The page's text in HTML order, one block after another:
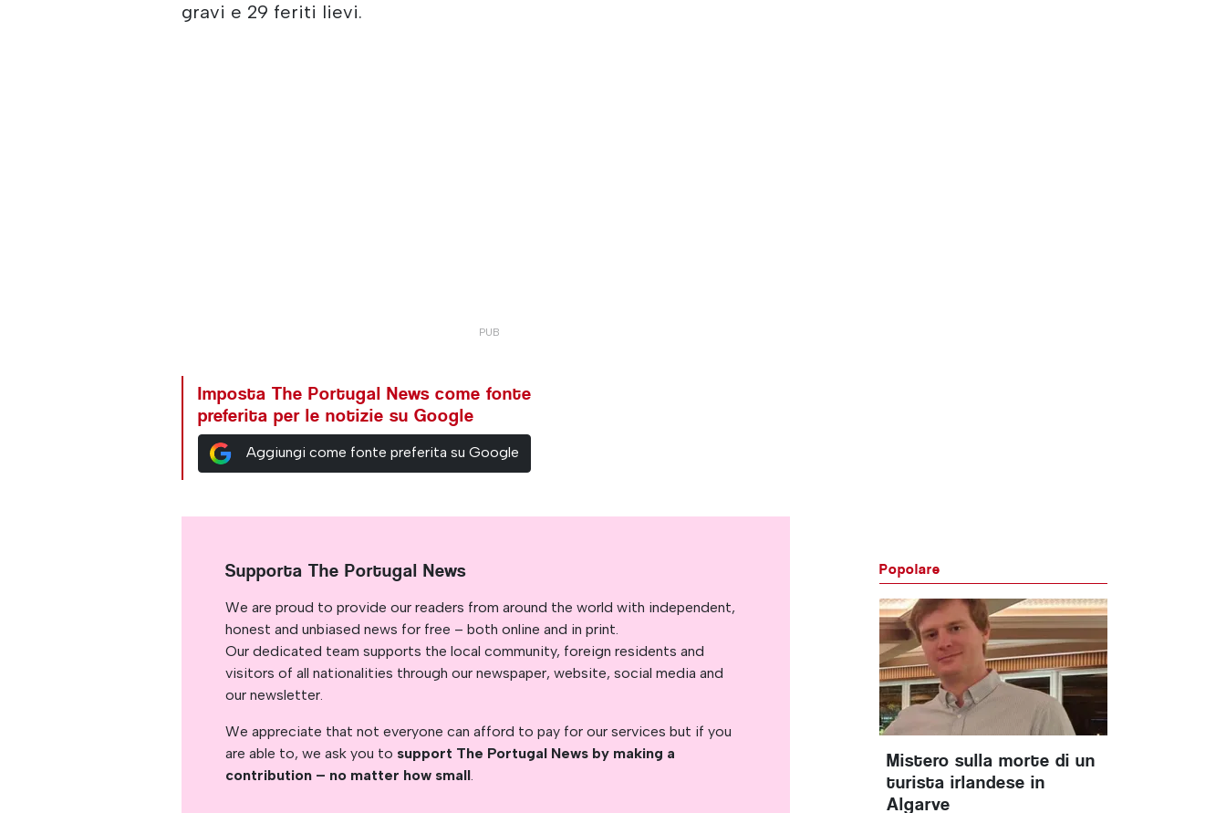
gravi e 29 feriti lievi.
Imposta The Portugal News come fonte
preferita per le notizie su Google
Aggiungi come fonte preferita su Google
Supporta The Portugal News
We are proud to provide our readers from around the world with independent,
honest and unbiased news for free – both online and in print.
Our dedicated team supports the local community, foreign residents and
visitors of all nationalities through our newspaper, website, social media and
our newsletter.
We appreciate that not everyone can afford to pay for our services but if you
are able to, we ask you to support The Portugal News by making a
contribution – no matter how small.
Popolare
Mistero sulla morte di un
turista irlandese in
Algarve